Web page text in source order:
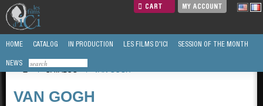
CART MY ACCOUNT
HOME CATALOG IN PRODUCTION LES FILMS D'ICI SESSION OF THE MONTH
NEWS
/
CATALOG / VAN GOGH
VAN GOGH